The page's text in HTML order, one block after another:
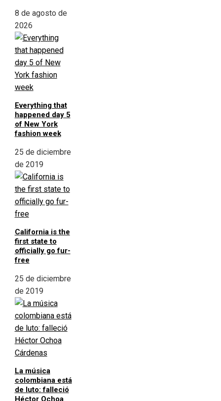
8 de agosto de
2026
Everything that
happened day 5
of New York
fashion week
25 de diciembre
de 2019
California is the
first state to
officially go fur-
free
25 de diciembre
de 2019
La música
colombiana está
de luto: falleció